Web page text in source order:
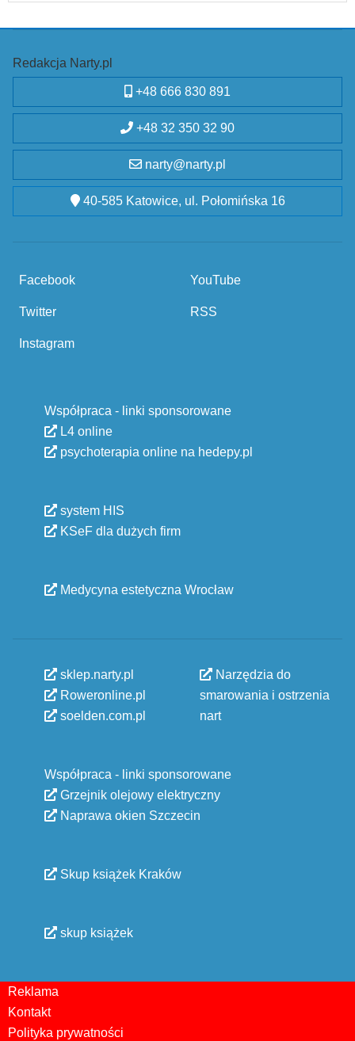
Redakcja Narty.pl
+48 666 830 891
+48 32 350 32 90
narty@narty.pl
40-585 Katowice, ul. Połomińska 16
Facebook
Twitter
Instagram
YouTube
RSS
Współpraca - linki sponsorowane
L4 online
psychoterapia online na hedepy.pl
system HIS
KSeF dla dużych firm
Medycyna estetyczna Wrocław
sklep.narty.pl
Roweronline.pl
soelden.com.pl
Narzędzia do
smarowania i ostrzenia
nart
Współpraca - linki sponsorowane
Grzejnik olejowy elektryczny
Naprawa okien Szczecin
Skup książek Kraków
skup książek
Reklama
Kontakt
Polityka prywatności